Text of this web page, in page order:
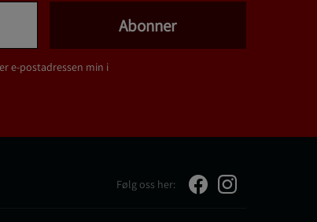
e-postadressen min i
Abonner
Følg oss her: